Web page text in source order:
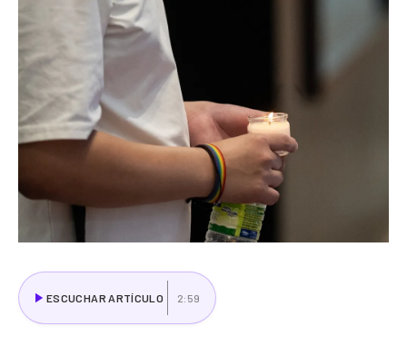
ESCUCHAR ARTÍCULO 2:59